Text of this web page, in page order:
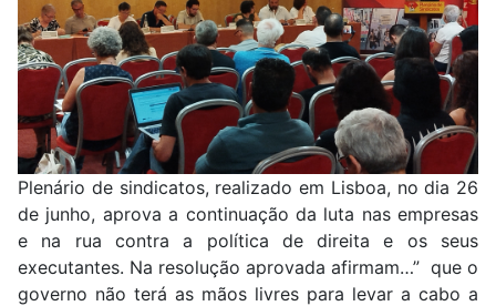
Plenário de sindicatos, realizado em Lisboa, no dia 26
de junho, aprova a continuação da luta nas empresas
e na rua contra a política de direita e os seus
executantes. Na resolução aprovada afirmam…” que o
governo não terá as mãos livres para levar a cabo a